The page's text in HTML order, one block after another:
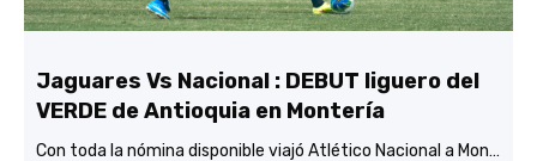
Jaguares Vs Nacional : DEBUT liguero del
VERDE de Antioquia en Montería
Con toda la nómina disponible viajó Atlético Nacional a Montería y está concentrado y listo para enfrentar mañana (3:45 p.m.) a Jaguares de Córdoba en el estadio Jaraguay.